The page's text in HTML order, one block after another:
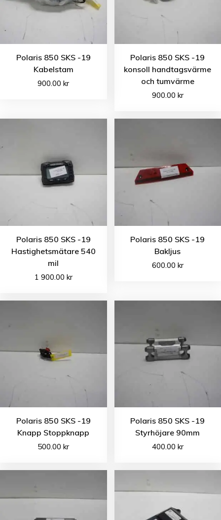
Polaris 850 SKS -19
Kabelstam
900.00kr
Polaris 850 SKS -19
konsoll handtagsvärme
och tumvärme
900.00 kr
Polaris 850 SKS -19
Hastighetsmätare 540
mil
1 900.00 kr
Polaris 850 SKS -19
Bakljus
600.00 kr
Polaris 850 SKS -19
Knapp Stoppknapp
500.00kr
Polaris 850 SKS -19
Styrhöjare 90mm
400.00 kr